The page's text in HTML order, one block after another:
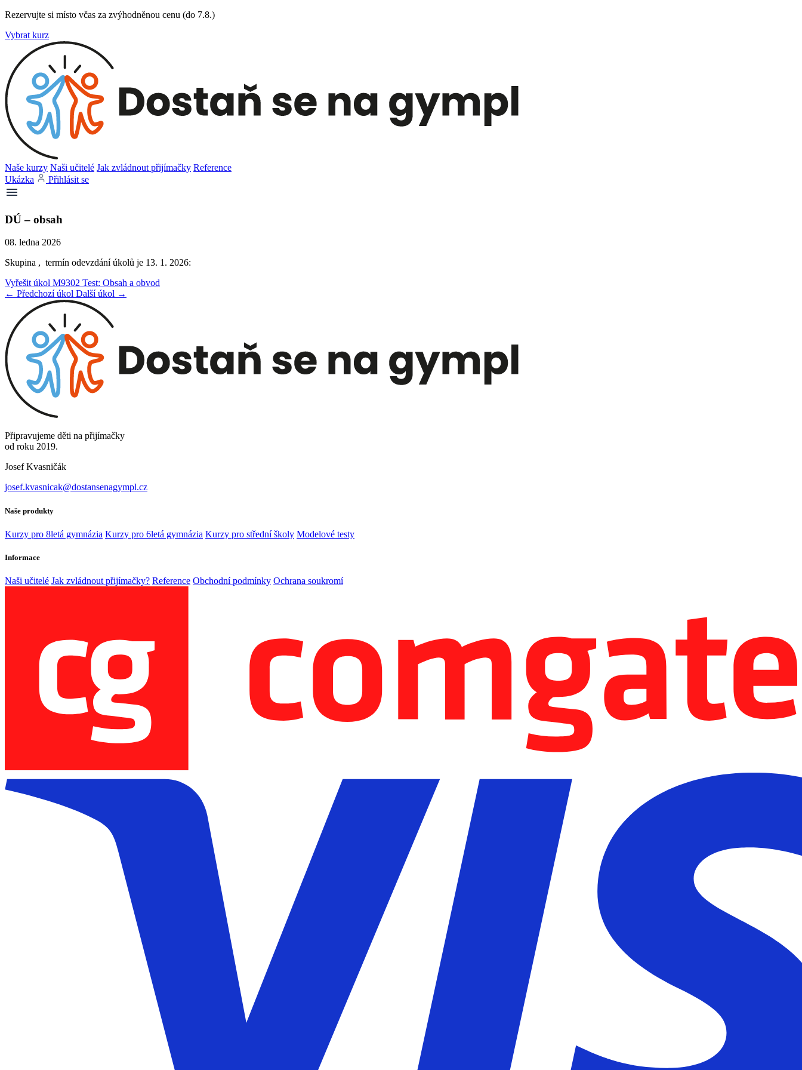
Rezervujte si místo včas za zvýhodněnou cenu (do 7.8.)
Vybrat kurz
Naše kurzy Naši učitelé Jak zvládnout přijímačky Reference
Ukázka
Přihlásit se
DÚ – obsah
08. ledna 2026
Skupina , termín odevzdání úkolů je 13. 1. 2026:
Vyřešit úkol M9302 Test: Obsah a obvod
← Předchozí úkol Další úkol →
Připravujeme děti na přijímačky
od roku 2019.
Josef Kvasničák
josef.kvasnicak@dostansenagympl.cz
Naše produkty
Kurzy pro 8letá gymnázia Kurzy pro 6letá gymnázia Kurzy pro střední školy Modelové testy
Informace
Naši učitelé Jak zvládnout přijímačky? Reference Obchodní podmínky Ochrana soukromí